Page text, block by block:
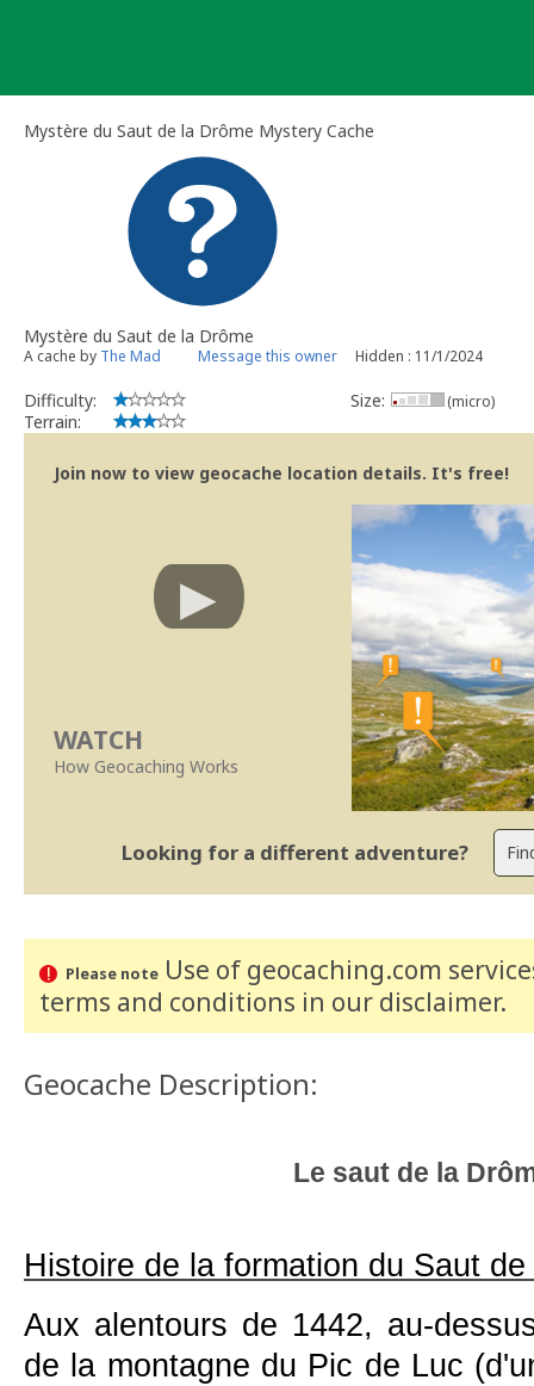
Mystère du Saut de la Drôme Mystery Cache
Mystère du Saut de la Drôme
A cache by The Mad Message this owner Hidden : 11/1/2024
Difficulty:
Terrain:
Size: (micro)
Join now to view geocache location details. It's free!
WATCH
How Geocaching Works
Looking for a different adventure?
Please noteUse of geocaching.com
terms and conditions in our disclaimer.
Geocache Description:
Le saut de la
Histoire de la formation du Saut
Aux alentours de 1442, au-
de la montagne du Pic de Luc